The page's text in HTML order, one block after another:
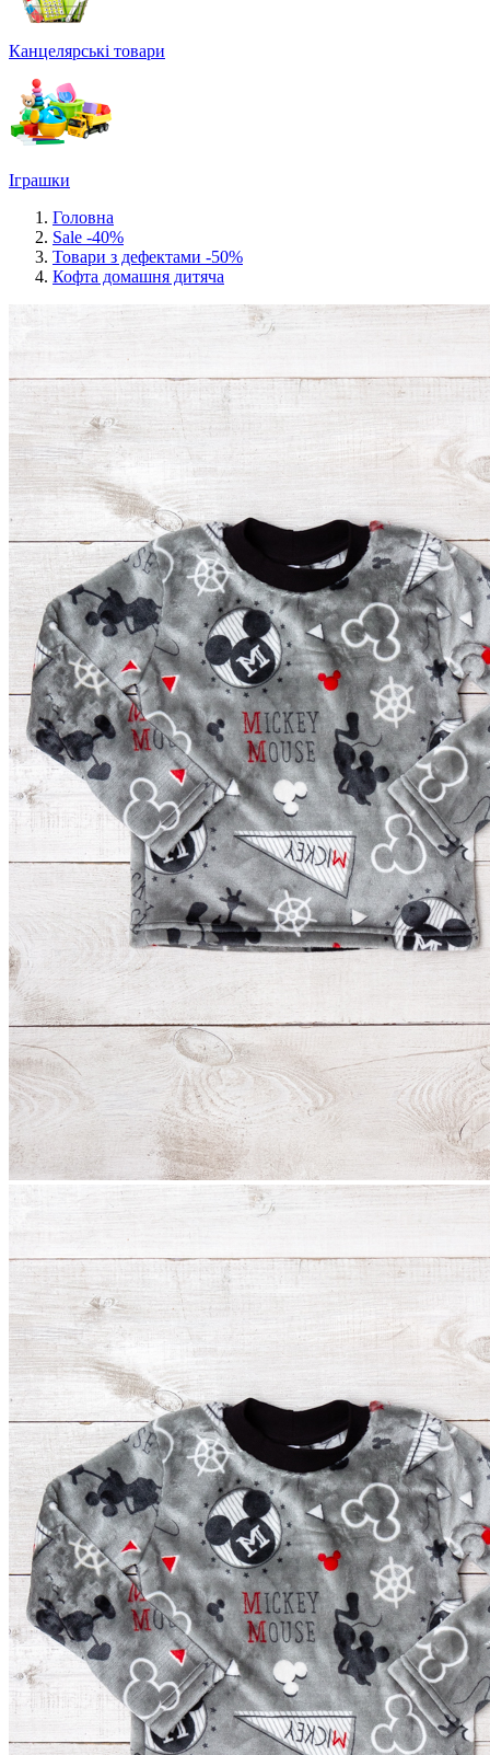
Канцелярські товари
Іграшки
Головна
Sale -40%
Товари з дефектами -50%
Кофта домашня дитяча